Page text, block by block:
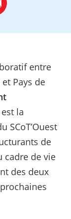
entre
Pays de
est la
SCoT’Ouest
de
cadre de vie
des deux